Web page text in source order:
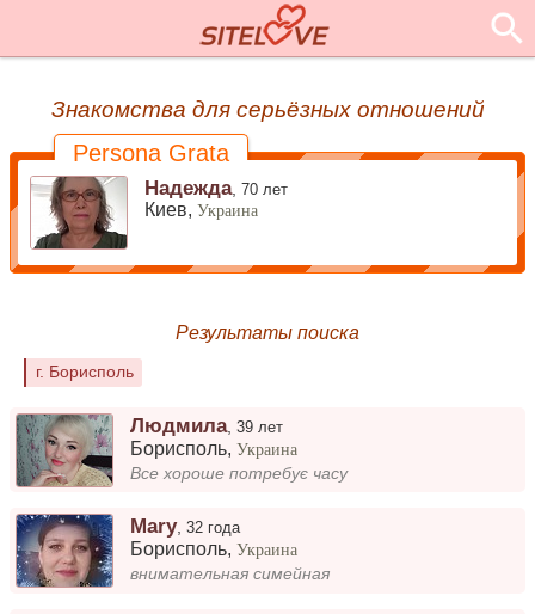
Знакомства для серьёзных отношений
Persona Grata
Надежда,70 лет
Киев,Украина
Результаты поиска
г. Борисполь
Людмила,39 лет
Борисполь,Украина
Все хороше потребує часу
Mary,32 года
Борисполь,Украина
внимательная симейная